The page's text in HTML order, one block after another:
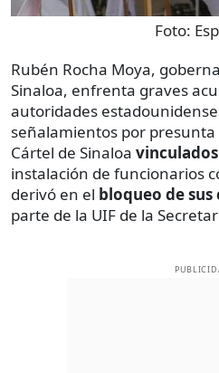
Foto:
Rubén Rocha Moya,
Sinaloa, enfrenta graves
autoridades
señalamientos por
Cártel de Sinaloa
instalación de funcionarios
derivó en el bloqueo de
parte de la UIF de la